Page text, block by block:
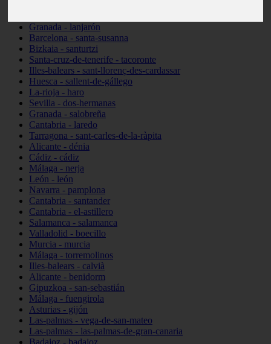
Granada - lanjarón
Barcelona - santa-susanna
Bizkaia - santurtzi
Santa-cruz-de-tenerife - tacoronte
Illes-balears - sant-llorenç-des-cardassar
Huesca - sallent-de-gállego
La-rioja - haro
Sevilla - dos-hermanas
Granada - salobreña
Cantabria - laredo
Tarragona - sant-carles-de-la-ràpita
Alicante - dénia
Cádiz - cádiz
Málaga - nerja
León - león
Navarra - pamplona
Cantabria - santander
Cantabria - el-astillero
Salamanca - salamanca
Valladolid - boecillo
Murcia - murcia
Málaga - torremolinos
Illes-balears - calvià
Alicante - benidorm
Gipuzkoa - san-sebastián
Málaga - fuengirola
Asturias - gijón
Las-palmas - vega-de-san-mateo
Las-palmas - las-palmas-de-gran-canaria
Badajoz - badajoz